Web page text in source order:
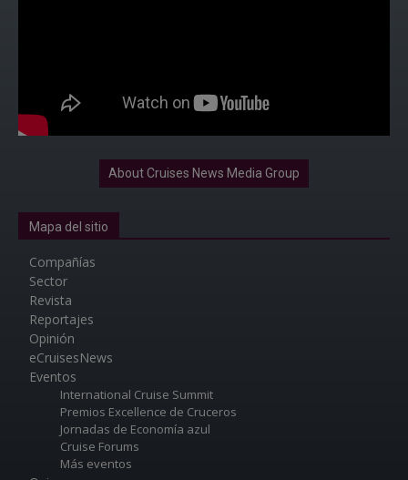
About Cruises News Media Group
Mapa del sitio
Compañías
Sector
Revista
Reportajes
Opinión
eCruisesNews
Eventos
International Cruise Summit
Premios Excellence de Cruceros
Jornadas de Economía azul
Cruise Forums
Más eventos